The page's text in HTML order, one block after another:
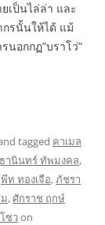
เป็นไล่ล่า และ
รนั้นให้ได้ แม้
อกกฏ”บราโว่”
tagged คาเมล
ธานินทร์ ทัพมงคล,
พีท ทองเจือ,ภัชรา
,ศักราช ฤกษ์
ซวon